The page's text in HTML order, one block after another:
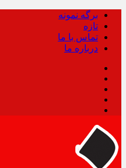
برگه نمونه
تازه
تماس با ما
درباره ما